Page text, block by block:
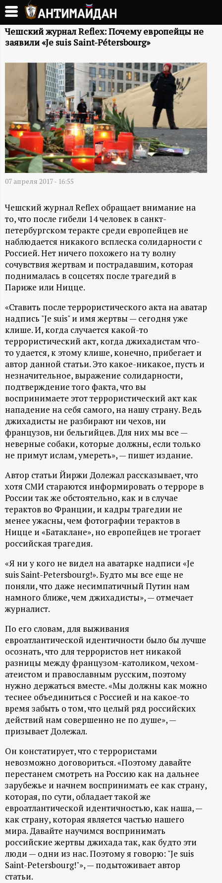
Перейти
основному
содержанию
А
И
М
А
Й
А
Н
-
и
н
ф
о
р
м
а
ц
и
о
н
н
ы
й
п
о
р
т
а
л
Чешский журнал Reflex: Почему европейцы не
заявили «Je suis Saint-Pétersbourg»
07 апреля 2017 - 16:55
Чешский журнал Reflex обращает внимание на
то, что после гибели 14 человек в санкт-
петербургском теракте среди европейцев не
наблюдается никакого всплеска солидарности с
Россией. Нет ничего похожего на ту волну
сочувствия жертвам и пострадавшим, которая
поднималась в соцсетях после трагедий в
Париже или Ницце.
«Ставить после террористического акта на аватар
надпись "Je suis" и имя жертвы — сегодня уже
клише. И, когда случается какой-то
террористический акт, когда джихадистам что-
то удается, к этому клише, конечно, прибегает и
автор данной статьи. Это какое-никакое, пусть и
незначительное, выражение солидарности,
подтверждение того факта, что вы
воспринимаете этот террористический акт как
нападение на себя самого, на нашу страну. Ведь
джихадисты не разбирают ни чехов, ни
французов, ни бельгийцев. Для них мы все —
неверные собаки, которые должны, если только
не примут ислам, умереть», — пишет издание.
Автор статьи Йиржи Долежал рассказывает, что
хотя СМИ стараются информировать о терроре в
России так же обстоятельно, как и в случае
терактов во Франции, и кадры трагедии не
менее ужасны, чем фотографии терактов в
Ницце и «Батаклане», но европейцев не трогает
российская трагедия.
«Я ни у кого не видел на аватарке надписи «Je
suis Saint-Pеtersbourg!». Будто мы все еще не
поняли, что даже несимпатичный Путин нам
намного ближе, чем джихадисты», — отмечает
журналист.
По его словам, для выживания
евроатлантической идентичности было бы лучше
осознать, что для террористов нет никакой
разницы между французом-католиком, чехом-
атеистом и православным русским, поэтому
нужно держаться вместе. «Мы должны как можно
теснее объединиться с Россией и на какое-то
время забыть о том, что целый ряд российских
действий нам совершенно не по душе», —
призывает Долежал.
Он констатирует, что с террористами
невозможно договориться. «Поэтому давайте
перестанем смотреть на Россию как на дальнее
зарубежье и начнем воспринимать ее как страну,
которая, по сути, обладает такой же
евроатлантической идентичностью, как наша, —
как страну, которая является частью нашего
мира. Давайте научимся воспринимать
российские жертвы джихада так, как будто эти
люди — одни из нас. Поэтому я говорю: "Je suis
Saint-Pеtersbourg!"», — подытоживает автор
статьи.